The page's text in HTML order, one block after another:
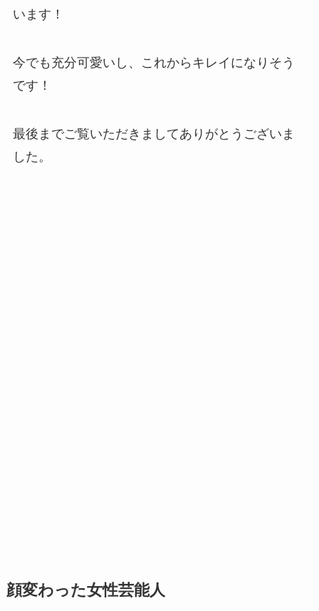
います！
今でも充分可愛いし、これからキレイになりそう
です！
最後までご覧いただきましてありがとうございま
した。
顔変わった女性芸能人